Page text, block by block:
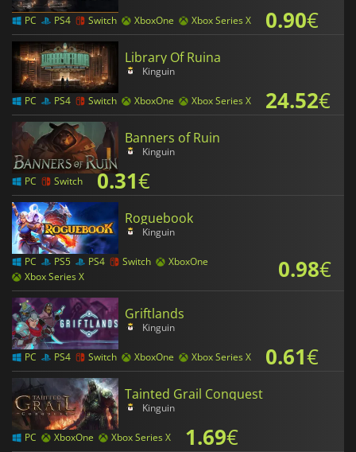
PC PS4 Switch XboxOne Xbox Series X 0.90€
Library Of Ruina
Kinguin
PC PS4 Switch XboxOne Xbox Series X 24.52€
Banners of Ruin
Kinguin
PC Switch 0.31€
Roguebook
Kinguin
PC PS5 PS4 Switch
XboxOne
Xbox Series X
0.98€
Griftlands
Kinguin
PC PS4 Switch XboxOne Xbox Series X 0.61€
Tainted Grail Conquest
Kinguin
PC XboxOne Xbox Series X 1.69€